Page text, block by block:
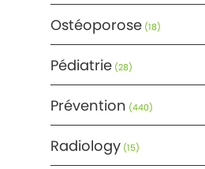
Ostéoporose(18)
Pédiatrie(28)
Prévention (440)
Radiology(15)